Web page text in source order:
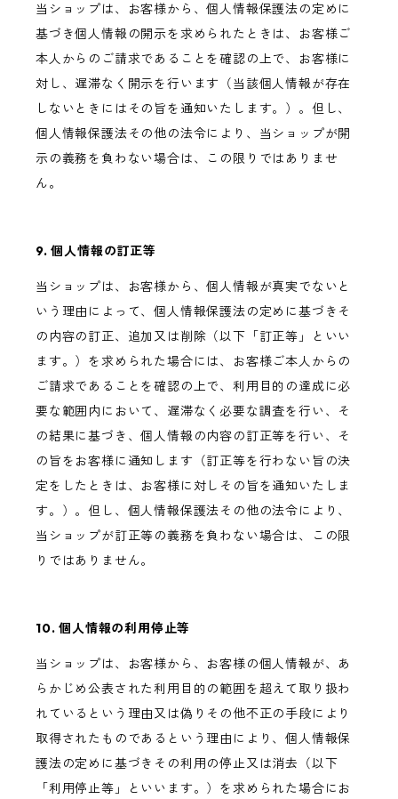
当ショップは、お客様から、個人情報保護法の定めに
基づき個人情報の開示を求められたときは、お客様ご
本人からのご請求であることを確認の上で、お客様に
対し、遅滞なく開示を行います（当該個人情報が存在
しないときにはその旨を通知いたします。）。但し、
個人情報保護法その他の法令により、当ショップが開
示の義務を負わない場合は、この限りではありませ
ん。
9. 個人情報の訂正等
当ショップは、お客様から、個人情報が真実でないと
いう理由によって、個人情報保護法の定めに基づきそ
の内容の訂正、追加又は削除（以下「訂正等」といい
ます。）を求められた場合には、お客様ご本人からの
ご請求であることを確認の上で、利用目的の達成に必
要な範囲内において、遅滞なく必要な調査を行い、そ
の結果に基づき、個人情報の内容の訂正等を行い、そ
の旨をお客様に通知します（訂正等を行わない旨の決
定をしたときは、お客様に対しその旨を通知いたしま
す。）。但し、個人情報保護法その他の法令により、
当ショップが訂正等の義務を負わない場合は、この限
りではありません。
10. 個人情報の利用停止等
当ショップは、お客様から、お客様の個人情報が、あ
らかじめ公表された利用目的の範囲を超えて取り扱わ
れているという理由又は偽りその他不正の手段により
取得されたものであるという理由により、個人情報保
護法の定めに基づきその利用の停止又は消去（以下
「利用停止等」といいます。）を求められた場合にお